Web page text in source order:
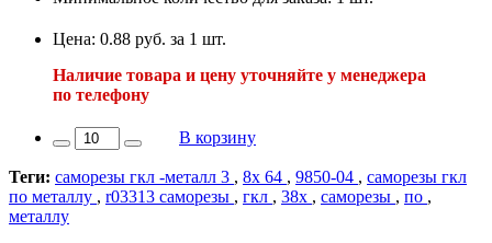
Цена: 0.88 руб. за 1 шт.
Наличие товара и цену уточняйте у менеджера
по телефону
В корзину
Теги: саморезы гкл -металл 3 , 8х 64 , 9850-04 , саморезы гкл
по металлу , r03313 саморезы , гкл , 38х , саморезы , по ,
металлу